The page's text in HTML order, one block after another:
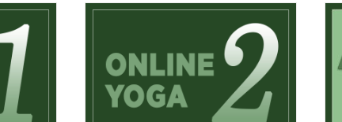
€ 10,00
€ 15,00